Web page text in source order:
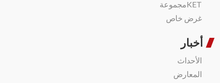
KETمجموعة
غرض خاص
أخبار
الأحداث
المعارض